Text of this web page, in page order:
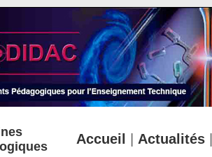
Accueil Actualités|